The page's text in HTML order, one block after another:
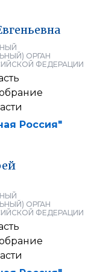
ОРГАН
ФЕДЕРАЦИИ
Россия"
ОРГАН
ФЕДЕРАЦИИ